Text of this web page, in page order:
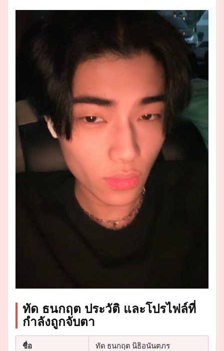
ทัด ธนกฤต ประวัติ และโปรไฟล์ที่
กำลังถูกจับตา
ชื่อ ทัด ธนกฤต นิธิอนันตภร